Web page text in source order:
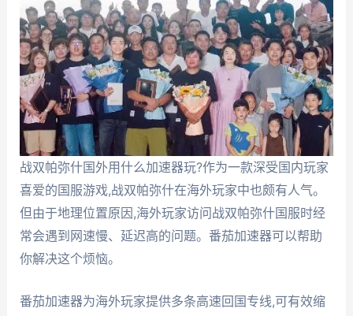
战双帕弥什国外用什么加速器玩?作为一款深受国内玩家
喜爱的国服游戏,战双帕弥什在海外玩家中也颇有人气。
但由于地理位置原因,海外玩家访问战双帕弥什国服时经
常会遇到网速慢、延迟高的问题。番茄加速器可以帮助
你解决这个烦恼。
番茄加速器为海外玩家提供多条高速回国专线,可有效缩